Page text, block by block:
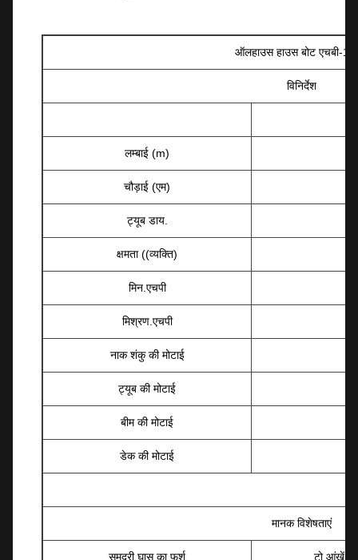
ऑलहाउस हाउस बोट एचबी-
विनिर्देश
लम्बाई (m)
चौड़ाई (एम)
ट्यूब डाय.
क्षमता ((व्यक्ति)
मिन.एचपी
मिश्रण.एचपी
नाक शंकु की मोटाई
ट्यूब की मोटाई
बीम की मोटाई
डेक की मोटाई
मानक विशेषताएं
समुद्री घास का फर्श टो आंखें